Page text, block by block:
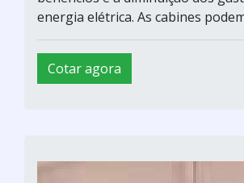
energia elétrica. As cabines
Cotar agora